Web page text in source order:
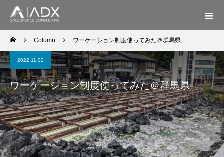
Column ワーケーション制度使ってみた＠群馬県
2022.11.02
ワーケーション制度使ってみた＠群馬県